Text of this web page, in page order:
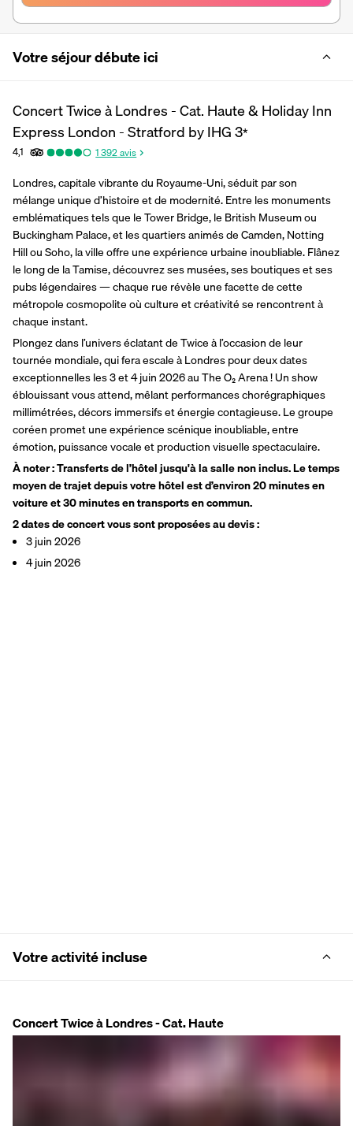
Votre séjour débute ici
Concert Twice à Londres - Cat. Haute & Holiday Inn
Express London - Stratford by IHG3*
4,1 1 392avis
Londres, capitale vibrante du Royaume-Uni, séduit par son
mélange unique d’histoire et de modernité. Entre les monuments
emblématiques tels que le Tower Bridge, le British Museum ou
Buckingham Palace, et les quartiers animés de Camden, Notting
Hill ou Soho, la ville offre une expérience urbaine inoubliable. Flânez
le long de la Tamise, découvrez ses musées, ses boutiques et ses
pubs légendaires — chaque rue révèle une facette de cette
métropole cosmopolite où culture et créativité se rencontrent à
chaque instant.
Plongez dans l’univers éclatant de Twice à l’occasion de leur
tournée mondiale, qui fera escale à Londres pour deux dates
exceptionnelles les 3 et 4 juin 2026 au The O₂ Arena ! Un show
éblouissant vous attend, mêlant performances chorégraphiques
millimétrées, décors immersifs et énergie contagieuse. Le groupe
coréen promet une expérience scénique inoubliable, entre
émotion, puissance vocale et production visuelle spectaculaire.
À noter : Transferts de l’hôtel jusqu'à la salle non inclus. Le temps
moyen de trajet depuis votre hôtel est d’environ 20 minutes en
voiture et 30 minutes en transports en commun.
2 dates de concert vous sont proposées au devis :
3 juin 2026
4 juin 2026
Votre activité incluse
Concert Twice à Londres - Cat. Haute